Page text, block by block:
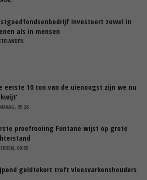
investeert zowel in
als in mensen
eerste 10 ton van de uienoogst zijn we nu
09:28
proefrooiing Fontane wijst op grote
09:35
geldtekort treft vleesvarkenshouders